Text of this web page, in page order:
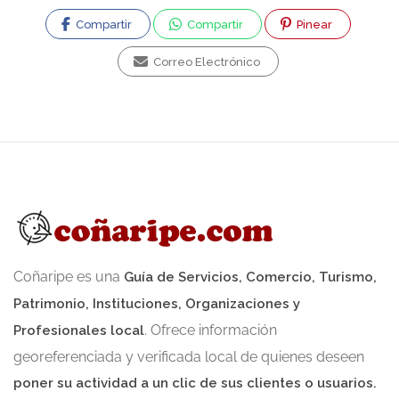
digital chileno-alemana, además de salas de
conversación virtuales previas a Facebook.
Servicios Principales: Ofrece desarrollo web,
año, 7 días a la semana.
Compartir Compartir Pinear
Correo Electrónico
Coñaripe es una Guía de Servicios, Comercio, Turismo,
Patrimonio, Instituciones, Organizaciones y
Profesionales local. Ofrece información
georeferenciada y verificada local de quienes deseen
poner su actividad a un clic de sus clientes o usuarios.